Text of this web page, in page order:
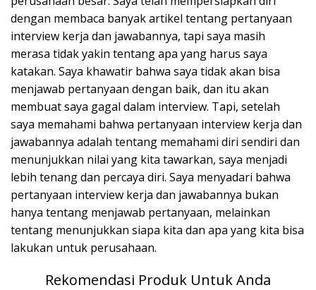
dengan membaca banyak artikel tentang pertanyaan
interview kerja dan jawabannya, tapi saya masih
merasa tidak yakin tentang apa yang harus saya
katakan. Saya khawatir bahwa saya tidak akan bisa
menjawab pertanyaan dengan baik, dan itu akan
membuat saya gagal dalam interview. Tapi, setelah
saya memahami bahwa pertanyaan interview kerja dan
jawabannya adalah tentang memahami diri sendiri dan
menunjukkan nilai yang kita tawarkan, saya menjadi
lebih tenang dan percaya diri. Saya menyadari bahwa
pertanyaan interview kerja dan jawabannya bukan
hanya tentang menjawab pertanyaan, melainkan
tentang menunjukkan siapa kita dan apa yang kita bisa
lakukan untuk perusahaan.
Rekomendasi Produk Untuk Anda